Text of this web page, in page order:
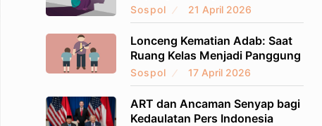
Sospol 21 April 2026
Lonceng Kematian Adab: Saat
Ruang Kelas Menjadi Panggung
Sospol 17 April 2026
ART dan Ancaman Senyap bagi
Kedaulatan Pers Indonesia